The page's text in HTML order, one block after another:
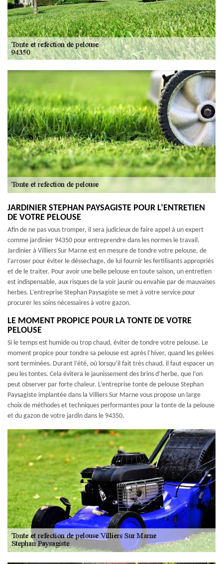
JARDINIER STEPHAN PAYSAGISTE POUR L’ENTRETIEN
DE VOTRE PELOUSE
Afin de ne pas vous tromper, il sera judicieux de faire appel à un expert
comme jardinier 94350 pour entreprendre dans les normes le travail.
Jardinier à Villiers Sur Marne est en mesure de tondre votre pelouse, de
l’arroser pour éviter le déssechage, de lui fournir les fertilisants appropriés
et de le traiter. Pour avoir une belle pelouse en toute saison, un entretien
est indispensable, aux risques de la voir jaunir ou envahie par de mauvaises
herbes. L’entreprise Stephan Paysagiste se met à votre service pour
procurer les soins nécessaires à votre gazon.
LE MOMENT PROPICE POUR LA TONTE DE VOTRE
PELOUSE
Si le temps est humide ou trop chaud, éviter de tondre votre pelouse. Le
moment propice pour tondre sa pelouse est après l’hiver, quand les gelées
sont terminées. Durant l’été, où lorsqu’il fait très chaud, il faut espacer un
peu les tontes. Cela évitera le jaunissement des brins d’herbe, que l’on
peut observer par forte chaleur. L’entreprise tonte de pelouse Stephan
Paysagiste implantée dans la Villiers Sur Marne vous propose un large
choix de méthodes et techniques performantes pour la tonte de la pelouse
et du gazon de votre jardin dans le 94350.